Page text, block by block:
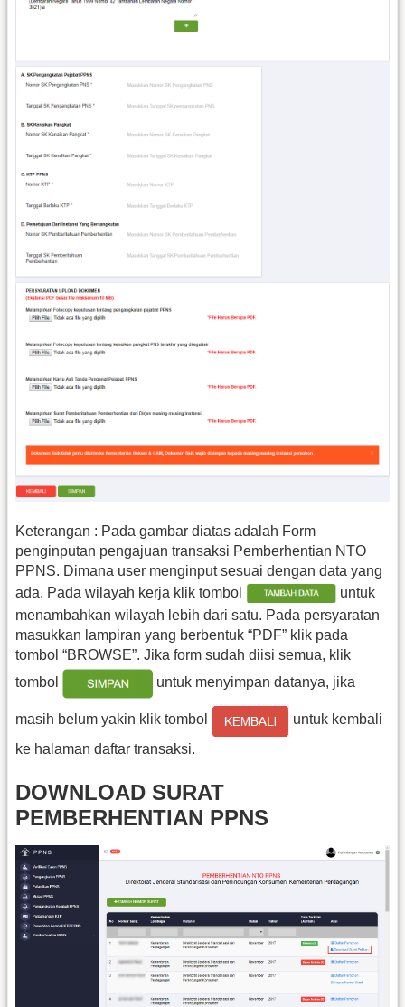
Keterangan : Pada gambar diatas adalah Form
penginputan pengajuan transaksi Pemberhentian NTO
PPNS. Dimana user menginput sesuai dengan data yang
ada. Pada wilayah kerja klik tombol
untuk
menambahkan wilayah lebih dari satu. Pada persyaratan
masukkan lampiran yang berbentuk “PDF” klik pada
tombol “BROWSE”. Jika form sudah diisi semua, klik
tombol
untuk menyimpan datanya, jika
masih belum yakin klik tombol
untuk kembali
ke halaman daftar transaksi.
DOWNLOAD SURAT
PEMBERHENTIAN PPNS